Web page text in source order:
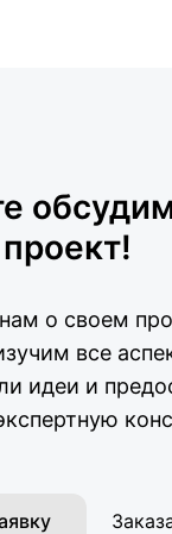
проект!
о своем
все
идеи и